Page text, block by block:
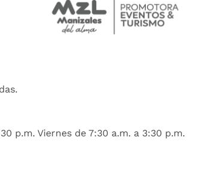
p.m. Viernes de 7:30 a.m. a 3:30 p.m.